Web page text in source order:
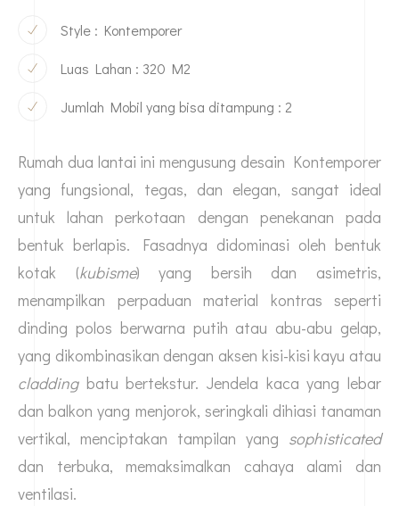
Style : Kontemporer
Luas Lahan : 320 M2
Jumlah Mobil yang bisa ditampung : 2
Rumah dua lantai ini mengusung desain Kontemporer
yang fungsional, tegas, dan elegan, sangat ideal
untuk lahan perkotaan dengan penekanan pada
bentuk berlapis. Fasadnya didominasi oleh bentuk
kotak (kubisme) yang bersih dan asimetris,
menampilkan perpaduan material kontras seperti
dinding polos berwarna putih atau abu-abu gelap,
yang dikombinasikan dengan aksen kisi-kisi kayu atau
claddingbatu bertekstur. Jendela kaca yang lebar
dan balkon yang menjorok, seringkali dihiasi tanaman
vertikal, menciptakan tampilan yang sophisticated
dan terbuka, memaksimalkan cahaya alami dan
ventilasi.